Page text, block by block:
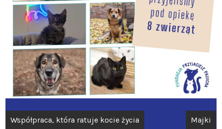
Nawigacja
Współpraca, która ratuje kocie życia Majki